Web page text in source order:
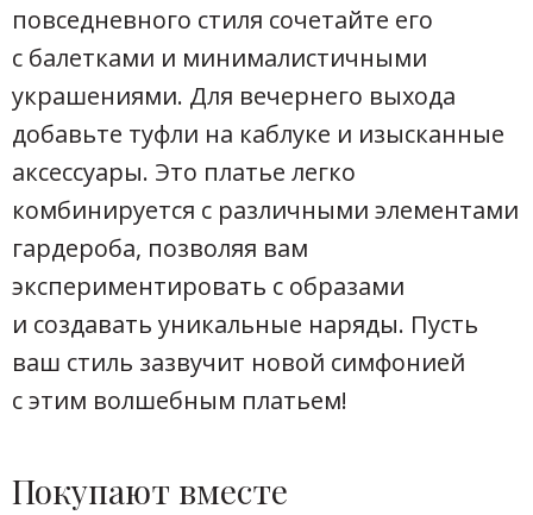
повседневного стиля сочетайте его
с балетками и минималистичными
украшениями. Для вечернего выхода
добавьте туфли на каблуке и изысканные
аксессуары. Это платье легко
комбинируется с различными элементами
гардероба, позволяя вам
экспериментировать с образами
и создавать уникальные наряды. Пусть
ваш стиль зазвучит новой симфонией
с этим волшебным платьем!
Покупают вместе